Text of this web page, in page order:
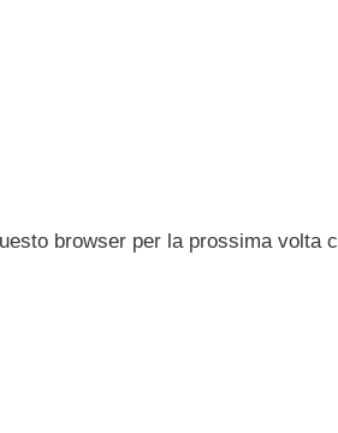
browser per la prossima volta